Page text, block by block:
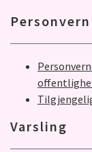
Varsling